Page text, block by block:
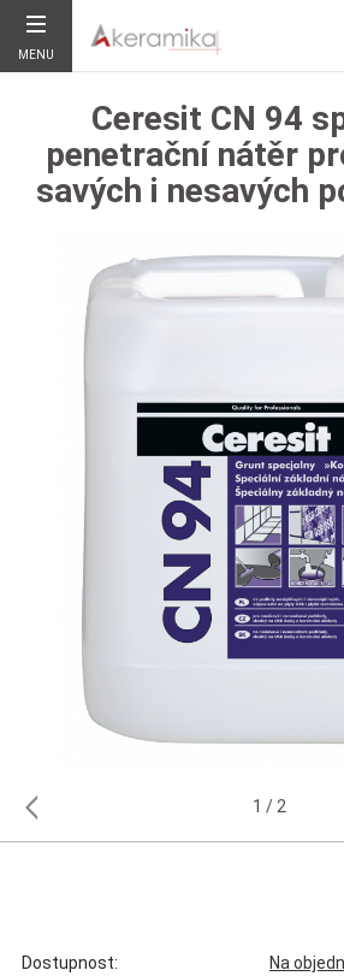
MENU
Ceresit CN 94
penetrační nátěr
savých i nesavých
1 2
Dostupnost:
Na